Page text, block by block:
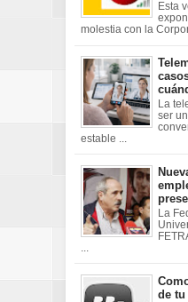
Esta
molestia con la
La
ser
estable ...
La
de tu